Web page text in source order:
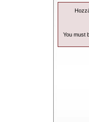
You must